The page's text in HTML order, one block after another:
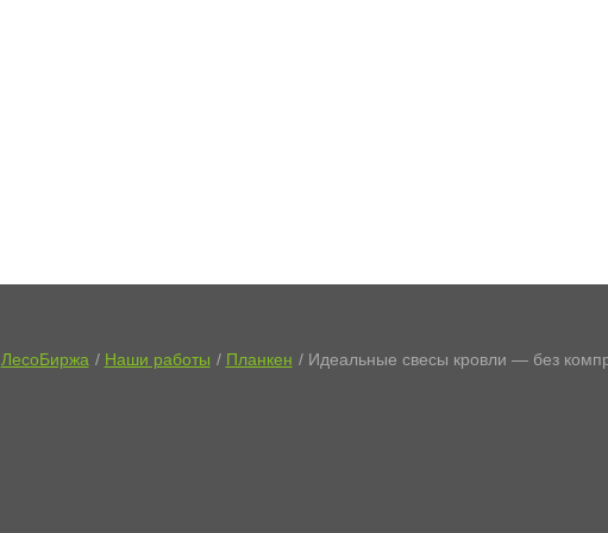
ЛесоБиржа Наши работы Планкен Идеальные свесы кровли — без